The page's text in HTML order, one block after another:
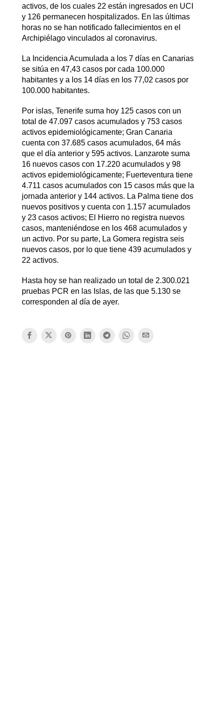
activos, de los cuales 22 están ingresados en UCI
y 126 permanecen hospitalizados. En las últimas
horas no se han notificado fallecimientos en el
Archipiélago vinculados al coronavirus.
La Incidencia Acumulada a los 7 días en Canarias
se sitúa en 47,43 casos por cada 100.000
habitantes y a los 14 días en los 77,02 casos por
100.000 habitantes.
Por islas, Tenerife suma hoy 125 casos con un
total de 47.097 casos acumulados y 753 casos
activos epidemiológicamente; Gran Canaria
cuenta con 37.685 casos acumulados, 64 más
que el día anterior y 595 activos. Lanzarote suma
16 nuevos casos con 17.220 acumulados y 98
activos epidemiológicamente; Fuerteventura tiene
4.711 casos acumulados con 15 casos más que la
jornada anterior y 144 activos. La Palma tiene dos
nuevos positivos y cuenta con 1.157 acumulados
y 23 casos activos; El Hierro no registra nuevos
casos, manteniéndose en los 468 acumulados y
un activo. Por su parte, La Gomera registra seis
nuevos casos, por lo que tiene 439 acumulados y
22 activos.
Hasta hoy se han realizado un total de 2.300.021
pruebas PCR en las Islas, de las que 5.130 se
corresponden al día de ayer.